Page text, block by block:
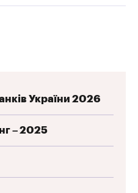
України 2026
– 2025